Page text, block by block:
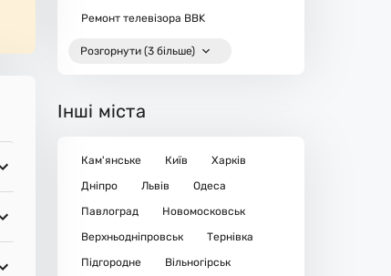
Ремонт телевізора BBK
Розгорнути (3 більше)
Інші міста
Кам'янське Київ
Харків
Дніпро
Львів
Одеса
Павлоград
Новомосковськ
Верхньодніпровськ
Тернівка
Підгородне
Вільногірськ